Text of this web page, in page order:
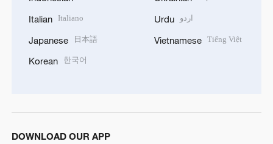
Italian Italiano
Japanese 日本語
Korean 한국어
Urdu اردو
Vietnamese Tiếng Việt
DOWNLOAD OUR APP